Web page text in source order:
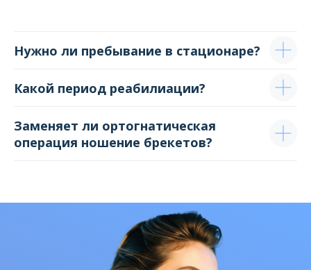
Нужно ли пребывание в стационаре?
Какой период реабилиации?
Заменяет ли ортогнатическая
операция ношение брекетов?